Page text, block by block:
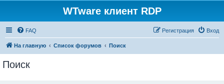
WTware клиент RDP
FAQ Вход
Регистрация
На главную Список форумов Поиск
Поиск